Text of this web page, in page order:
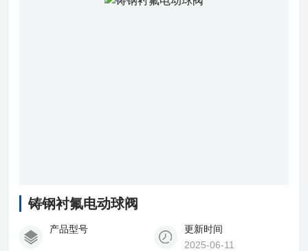
积较小，在密封圈与球体接触行程较大的密比压，确保可靠密
铸钢衬氟电动球阀
产品型号
更新时间
2025-06-11